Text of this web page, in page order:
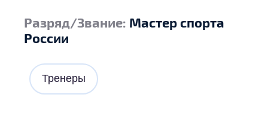
Разряд/Звание: Мастер спорта
России
Тренеры